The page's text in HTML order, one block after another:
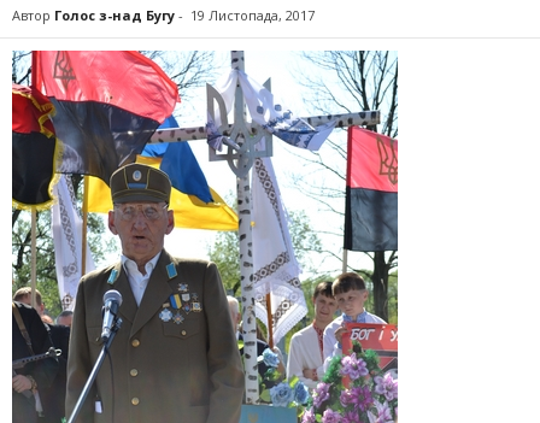
Автор Голос з-над Бугу - 19 Листопада, 2017